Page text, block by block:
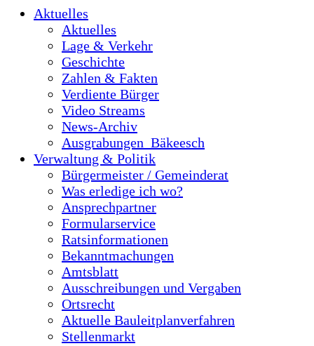
Aktuelles
Aktuelles
Lage & Verkehr
Geschichte
Zahlen & Fakten
Verdiente Bürger
Video Streams
News-Archiv
Ausgrabungen_Bäkeesch
Verwaltung & Politik
Bürgermeister / Gemeinderat
Was erledige ich wo?
Ansprechpartner
Formularservice
Ratsinformationen
Bekanntmachungen
Amtsblatt
Ausschreibungen und Vergaben
Ortsrecht
Aktuelle Bauleitplanverfahren
Stellenmarkt